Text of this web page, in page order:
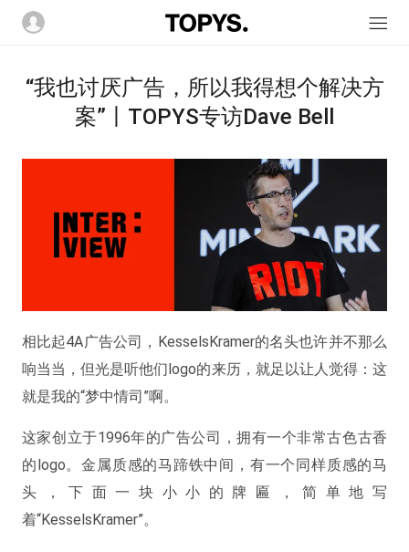
“我也讨厌广告，所以我得想个解决方
案”丨TOPYS专访Dave Bell
相比起4A广告公司，KesselsKramer的名头也许并不那么
响当当，但光是听他们logo的来历，就足以让人觉得：这
就是我的“梦中情司”啊。
这家创立于1996年的广告公司，拥有一个非常古色古香
的logo。金属质感的马蹄铁中间，有一个同样质感的马
头，下面一块小小的牌匾，简单地写
着“KesselsKramer”。